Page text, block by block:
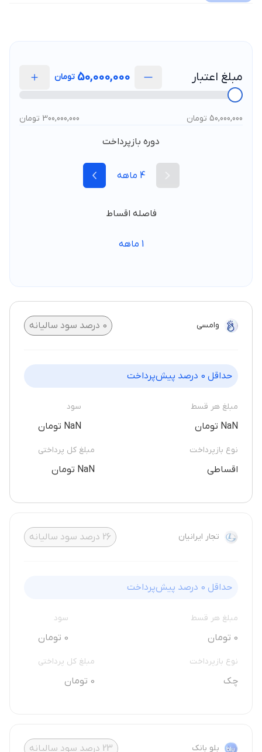
مبلغ اعتبار 50,000,000 تومان
50,000,000 تومان 300,000,000 تومان
دوره بازپرداخت
4 ماهه
فاصله اقساط
1 ماهه
وامسی 0 درصد سود سالیانه
حداقل 0 درصد پیش‌پرداخت
مبلغ هر قسط
NaN تومان
سود
NaN تومان
نوع بازپرداخت
اقساطی
مبلغ کل پرداختی
NaN تومان
تجار ایرانیان 26 درصد سود سالیانه
حداقل 0 درصد پیش‌پرداخت
مبلغ هر قسط
0 تومان
سود
0 تومان
نوع بازپرداخت
چک
مبلغ کل پرداختی
0 تومان
بلو بانک 23 درصد سود سالیانه